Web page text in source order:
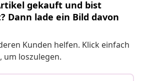
gekauft und bist
Dann lade ein Bild davon
Kunden helfen. Klick einfach
um loszulegen.